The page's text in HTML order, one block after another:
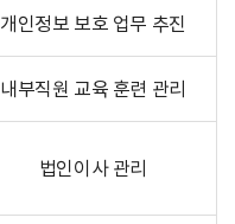
개인정보 보호 업무 추진
내부직원 교육 훈련 관리
법인이사 관리